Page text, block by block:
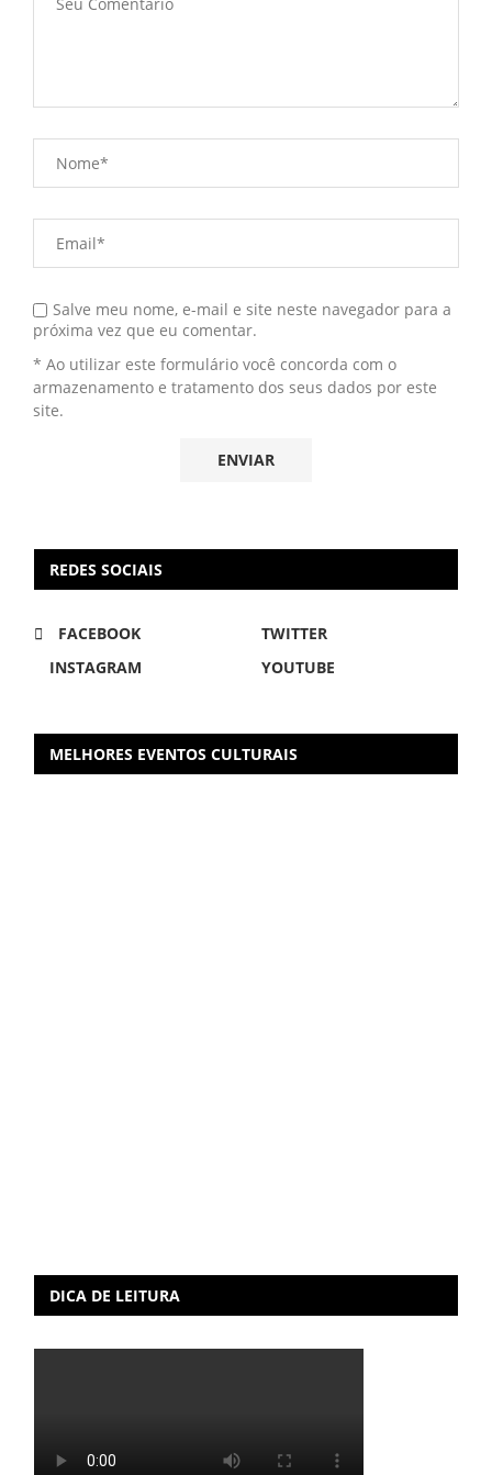
Salve meu nome, e-mail e site neste navegador para a
próxima vez que eu comentar.
* Ao utilizar este formulário você concorda com o
armazenamento e tratamento dos seus dados por este
site.
REDES SOCIAIS
FACEBOOK
TWITTER
INSTAGRAM
YOUTUBE
MELHORES EVENTOS CULTURAIS
DICA DE LEITURA